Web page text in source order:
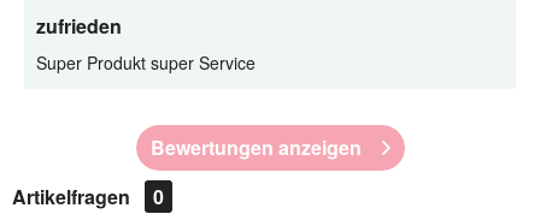
zufrieden
Super Produkt super Service
Bewertungen anzeigen
Artikelfragen
0